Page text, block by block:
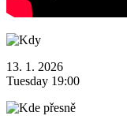
13. 1. 2026
Tuesday 19:00